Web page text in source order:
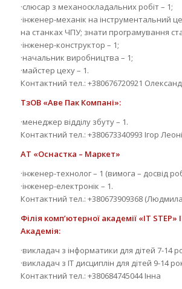
·слюсар з механоскладальних робіт – 1;
·інженер-механік на інструментальний
на станках ЧПУ; знати програмування
·інженер-конструктор – 1;
·начальник виробництва – 1;
·майстер цеху – 1.
Контактний тел.: +380676720921
ТзОВ «Аве Пак Компані»:
·менеджер відділу збуту – 1.
Контактний тел.: +380673340993 Ігор
АТ «Оснастка – Маркет»
·інженер-технолог – 1 (вимога – досвід
·інженер-електронік – 1.
Контактний тел.: +380673909368
Філія комп’ютерної академії «IT STEP»
Академія:
·викладач з інформатики для дітей 7-14
·викладач з ІТ дисциплін для дітей 9-14
Контактний тел.: +380684745044 Інна